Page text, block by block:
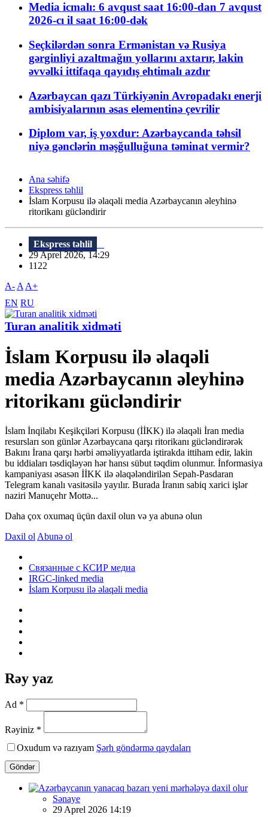
Media icmalı: 6 avqust saat 16:00-dan 7 avqust
2026-cı il saat 16:00-dək
Seçkilərdən sonra Ermənistan və Rusiya
gərginliyi azaltmağın yollarını axtarır, lakin
əvvəlki ittifaqa qayıdış ehtimalı azdır
Azərbaycan qazı Türkiyənin Avropadakı enerji
ambisiyalarının əsas elementinə çevrilir
Diplom var, iş yoxdur: Azərbaycanda təhsil
niyə gənclərin məşğulluğuna təminat vermir?
Ana səhifə
Ekspress təhlil
İslam Korpusu ilə əlaqəli media Azərbaycanın əleyhinə
ritorikanı gücləndirir
Ekspress təhlil
29 Aprel 2026, 14:29
1122
A- A A+
EN RU
Turan analitik xidməti
İslam Korpusu ilə əlaqəli
media Azərbaycanın əleyhinə
ritorikanı gücləndirir
İslam İnqilabı Keşikçiləri Korpusu (İİKK) ilə əlaqəli İran media
resursları son günlər Azərbaycana qarşı ritorikanı gücləndirərək
Bakını İrana qarşı hərbi əməliyyatlarda iştirakda ittiham edir, lakin
bu iddiaları təsdiqləyən hər hansı sübut təqdim olunmur. İnformasiya
kampaniyası əsasən İİKK ilə əlaqələndirilən Sepah-Pasdaran
Telegram kanalı vasitəsilə yayılır. Burada İranın sabiq xarici işlər
naziri Manuçehr Mottə...
Daha çox oxumaq üçün daxil olun və ya abunə olun
Daxil ol Abunə ol
Связанные с КСИР медиа
IRGC-linked media
İslam Korpusu ilə əlaqəli media
Rəy yaz
Ad *
Rəyiniz *
Oxudum və razıyam Şərh göndərmə qaydaları
Göndər
Sənaye
29 Aprel 2026 14:19